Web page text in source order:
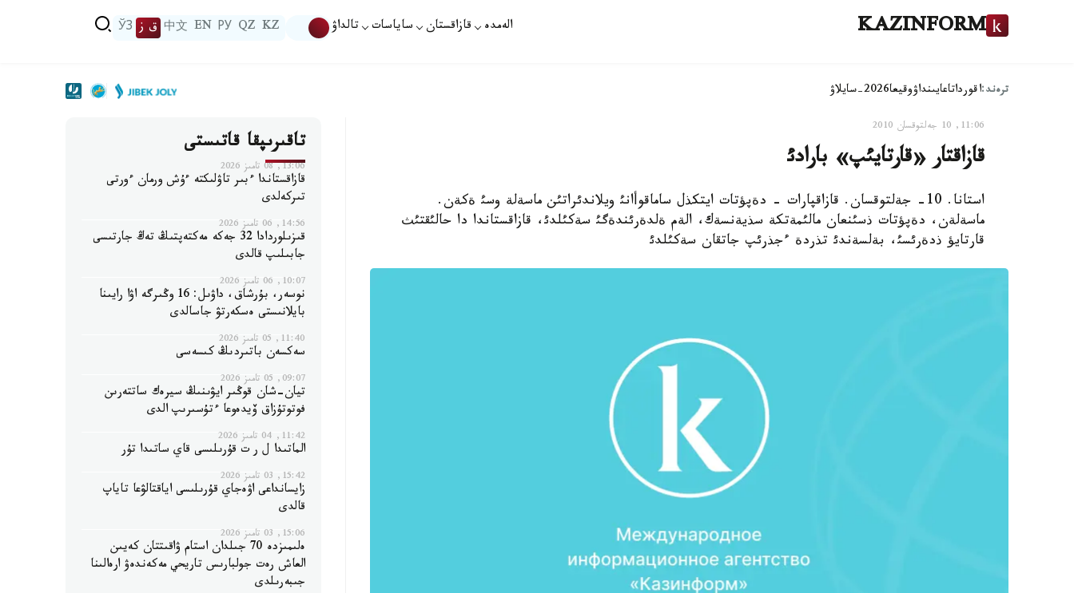
KAZINFORM الەمدە قازاقستان ساياسات تالداۋ KZ
QZ
РУ
EN
中文 ق ز ЎЗ
ترەند:اقورداتاعايىنداۋوقيعا2026-سايلاۋ
11:06, 10 جەلتوقسان 2010
قازاقتار «قارتايئپ» بارادئ
استانا. 10- جةلتوقسان. قازاقپارات - دةپؤتات ايتكذل ساماقوأانئ ويلاندئراتئن ماسةلة وسئ ةكةن.
ماسةلةن، دةپؤتات ذسئنعان مالئمةتكة سذيةنسةك، الةم ةلدةرئندةگئ سةكئلدئ، قازاقستاندا دا حالئقتئث
قارتايؤ ذدةرئسئ، بةلسةندئ تذردة ءجذرئپ جاتقان سةكئلدئ
تاقىرىپقا قاتىستى
13:06, 08 تامىز 2026
قازاقستاندا ءبىر تاۋلىكتە ءۇش ورمان ءورتى
تىركەلدى
14:56, 06 تامىز 2026
قىزىلوردادا 32 جەكە مەكتەپتىڭ تەڭ جارتىسى
جابىلىپ قالدى
10:07, 06 تامىز 2026
نوسەر، بۇرشاق، داۋىل: 16 وڭىرگە اۋا رايىنا
بايلانىستى ەسكەرتۋ جاسالدى
11:40, 05 تامىز 2026
سەكسەن باتىردىڭ كىسەسى
09:07, 05 تامىز 2026
تيان-شان قوڭىر ايۋىنىڭ سيرەك ساتتەرىن
فوتوتۇزاق ۆيدەوعا ءتۇسىرىپ الدى
11:42, 04 تامىز 2026
الماتىدا ل ر ت قۇرىلىسى قاي ساتىدا تۇر
15:42, 03 تامىز 2026
زايسانداعى اۋەجاي قۇرىلىسى اياقتالۋعا تاياپ
قالدى
15:06, 03 تامىز 2026
ەلىمىزدە 70 جىلدان استام ۋاقىتتان كەيىن
العاش رەت جولبارىس تاريحي مەكەندەۋ ارەالىنا
جىبەرىلدى